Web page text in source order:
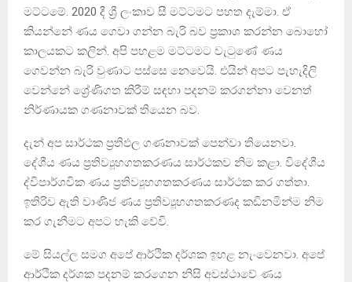
මට්ටමේ. 2020 දී ශ්‍රී ලංකාව සී මට්ටමට පහත දැම්මා. ඒ
කියන්නේ ණය ගෙවා ගන්න බැරි බව ප්‍රකාශ කරන්න බොහෝ
කාලයකට කලින්. අපි පහළම මට්ටමට වැටුණේ ණය
ගෙවන්න බැරි වුණාට පස්සෙ නෙවෙයි. එයින් අපට පැහැදිලි
වෙන්නේ ශ්‍රේණිගත කිරීම් සඳහා පදනම් කරගන්නා වෙනත්
නිර්ණායක ගණනාවක් තියෙන බව.
දැන් අප සාර්ථක ප්‍රතිඵල ගණනාවක් පෙන්වා තියෙනවා.
දේශීය ණය ප්‍රතිව්‍යූහගතකරණය සාර්ථකව නිම කළා. විදේශීය
ද්විපාර්ශවික ණය ප්‍රතිව්‍යූහගතකරණය සාර්ථක කර ගත්තා.
ඉතිරිව ඇති වාණිජ ණය ප්‍රතිව්‍යූහගතකරණද කඩිනමින්ම නිම
කර ගැනීමට අපට හැකි වේවි.
මේ සියල්ල සමග අපේ ආර්ථික දර්ශක ඉහළ නැංවෙනවා. අපේ
ආර්ථික දර්ශක පදනම් කරගෙන නිසි අවස්ථාවේ ණය